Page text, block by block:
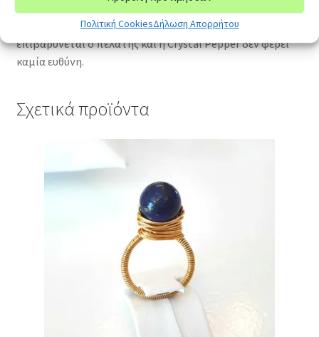
Πολιτική CookiesΔήλωση Απορρήτου
την χώρα προορισμού. Για τυχόν φόρους, δασμούς και
τελωνειακές χρεώσεις ανάλογα την χώρα αποστολής
επιβαρύνεται ο πελάτης και η Crystal Pepper δεν φέρει
καμία ευθύνη.
Σχετικά προϊόντα